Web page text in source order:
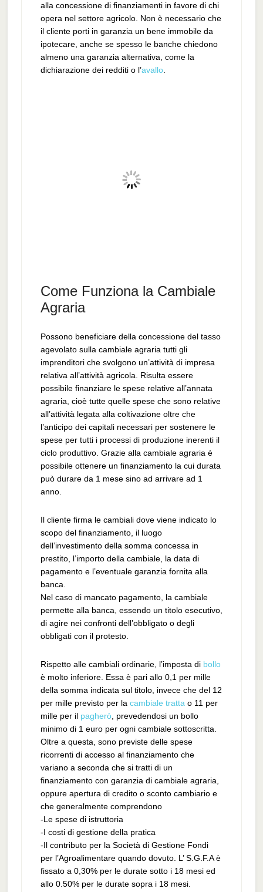
alla concessione di finanziamenti in favore di chi
opera nel settore agricolo. Non è necessario che
il cliente porti in garanzia un bene immobile da
ipotecare, anche se spesso le banche chiedono
almeno una garanzia alternativa, come la
dichiarazione dei redditi o l’avallo.
Come Funziona la Cambiale
Agraria
Possono beneficiare della concessione del tasso
agevolato sulla cambiale agraria tutti gli
imprenditori che svolgono un’attività di impresa
relativa all’attività agricola. Risulta essere
possibile finanziare le spese relative all’annata
agraria, cioè tutte quelle spese che sono relative
all’attività legata alla coltivazione oltre che
l’anticipo dei capitali necessari per sostenere le
spese per tutti i processi di produzione inerenti il
ciclo produttivo. Grazie alla cambiale agraria è
possibile ottenere un finanziamento la cui durata
può durare da 1 mese sino ad arrivare ad 1
anno.
Il cliente firma le cambiali dove viene indicato lo
scopo del finanziamento, il luogo
dell’investimento della somma concessa in
prestito, l’importo della cambiale, la data di
pagamento e l’eventuale garanzia fornita alla
banca.
Nel caso di mancato pagamento, la cambiale
permette alla banca, essendo un titolo esecutivo,
di agire nei confronti dell’obbligato o degli
obbligati con il protesto.
Rispetto alle cambiali ordinarie, l’imposta di bollo
è molto inferiore. Essa è pari allo 0,1 per mille
della somma indicata sul titolo, invece che del 12
per mille previsto per la cambiale tratta o 11 per
mille per il pagherò, prevedendosi un bollo
minimo di 1 euro per ogni cambiale sottoscritta.
Oltre a questa, sono previste delle spese
ricorrenti di accesso al finanziamento che
variano a seconda che si tratti di un
finanziamento con garanzia di cambiale agraria,
oppure apertura di credito o sconto cambiario e
che generalmente comprendono
-Le spese di istruttoria
-I costi di gestione della pratica
-Il contributo per la Società di Gestione Fondi
per l’Agroalimentare quando dovuto. L’ S.G.F.A è
fissato a 0,30% per le durate sotto i 18 mesi ed
allo 0.50% per le durate sopra i 18 mesi.